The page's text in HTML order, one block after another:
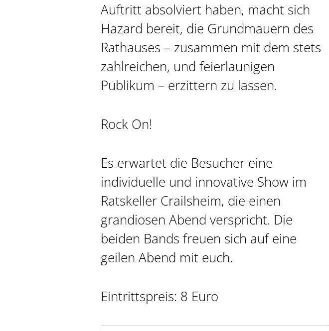
Auftritt absolviert haben, macht sich
Hazard bereit, die Grundmauern des
Rathauses – zusammen mit dem stets
zahlreichen, und feierlaunigen
Publikum – erzittern zu lassen.
Rock On!
Es erwartet die Besucher eine
individuelle und innovative Show im
Ratskeller Crailsheim, die einen
grandiosen Abend verspricht. Die
beiden Bands freuen sich auf eine
geilen Abend mit euch.
Eintrittspreis: 8 Euro